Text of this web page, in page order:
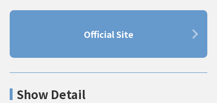
Official Site
Show Detail